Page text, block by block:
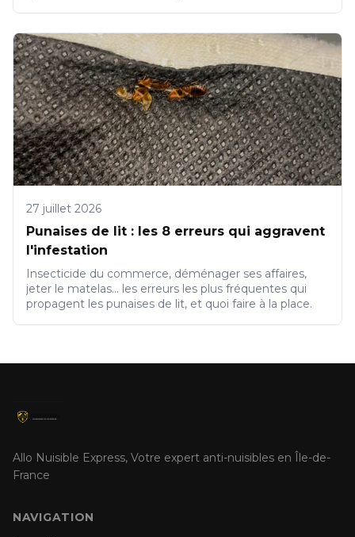
27 juillet 2026
Punaises de lit : les 8 erreurs qui aggravent
l'infestation
Insecticide du commerce, déménager ses affaires,
jeter le matelas... les erreurs les plus fréquentes qui
propagent les punaises de lit, et quoi faire à la place.
Allo Nuisible Express, Votre expert anti-nuisibles en Île-de-
France
NAVIGATION